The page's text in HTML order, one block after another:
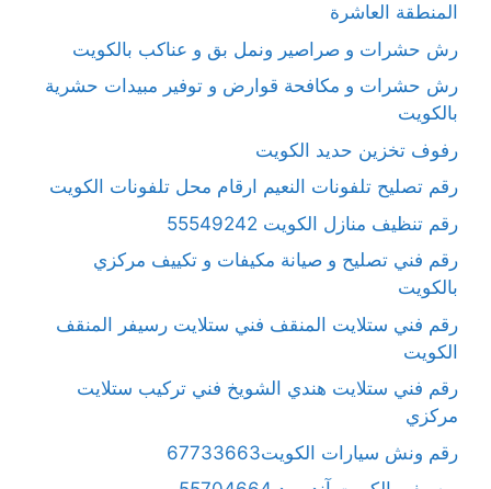
المنطقة العاشرة
رش حشرات و صراصير ونمل بق و عناكب بالكويت
رش حشرات و مكافحة قوارض و توفير مبيدات حشرية
بالكويت
رفوف تخزين حديد الكويت
رقم تصليح تلفونات النعيم ارقام محل تلفونات الكويت
رقم تنظيف منازل الكويت 55549242
رقم فني تصليح و صيانة مكيفات و تكييف مركزي
بالكويت
رقم فني ستلايت المنقف فني ستلايت رسيفر المنقف
الكويت
رقم فني ستلايت هندي الشويخ فني تركيب ستلايت
مركزي
رقم ونش سيارات الكويت67733663